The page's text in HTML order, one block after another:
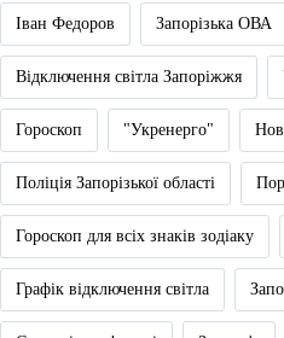
Іван Федоров Запорізька ОВА
Відключення світла Запоріжжя
Гороскоп "Укренерго"
Поліція Запорізької області
Гороскоп для всіх знаків зодіаку
Графік відключення світла